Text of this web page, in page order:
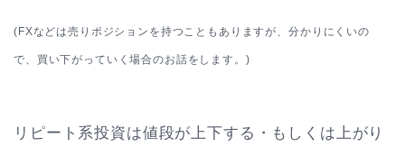
(FXなどは売りポジションを持つこともありますが、分かりにくいの
で、買い下がっていく場合のお話をします。)
リピート系投資は値段が上下する・もしくは上がり